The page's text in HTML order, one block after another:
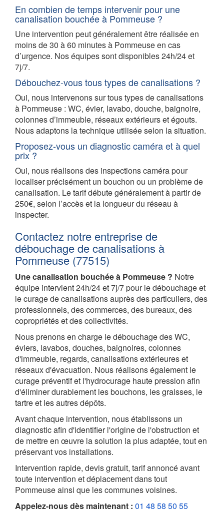
En combien de temps intervenir pour une
canalisation bouchée à Pommeuse ?
Une intervention peut généralement être réalisée en
moins de 30 à 60 minutes à Pommeuse en cas
d’urgence. Nos équipes sont disponibles 24h/24 et
7j/7.
Débouchez-vous tous types de canalisations ?
Oui, nous intervenons sur tous types de canalisations
à Pommeuse : WC, évier, lavabo, douche, baignoire,
colonnes d’immeuble, réseaux extérieurs et égouts.
Nous adaptons la technique utilisée selon la situation.
Proposez-vous un diagnostic caméra et à quel
prix ?
Oui, nous réalisons des inspections caméra pour
localiser précisément un bouchon ou un problème de
canalisation. Le tarif débute généralement à partir de
250€, selon l’accès et la longueur du réseau à
inspecter.
Contactez notre entreprise de
débouchage de canalisations à
Pommeuse (77515)
Une canalisation bouchée à Pommeuse ? Notre
équipe intervient 24h/24 et 7j/7 pour le débouchage et
le curage de canalisations auprès des particuliers, des
professionnels, des commerces, des bureaux, des
copropriétés et des collectivités.
Nous prenons en charge le débouchage des WC,
éviers, lavabos, douches, baignoires, colonnes
d'immeuble, regards, canalisations extérieures et
réseaux d'évacuation. Nous réalisons également le
curage préventif et l'hydrocurage haute pression afin
d'éliminer durablement les bouchons, les graisses, le
tartre et les autres dépôts.
Avant chaque intervention, nous établissons un
diagnostic afin d'identifier l'origine de l'obstruction et
de mettre en œuvre la solution la plus adaptée, tout en
préservant vos installations.
Intervention rapide, devis gratuit, tarif annoncé avant
toute intervention et déplacement dans tout
Pommeuse ainsi que les communes voisines.
Appelez-nous dès maintenant : 01 48 58 50 55